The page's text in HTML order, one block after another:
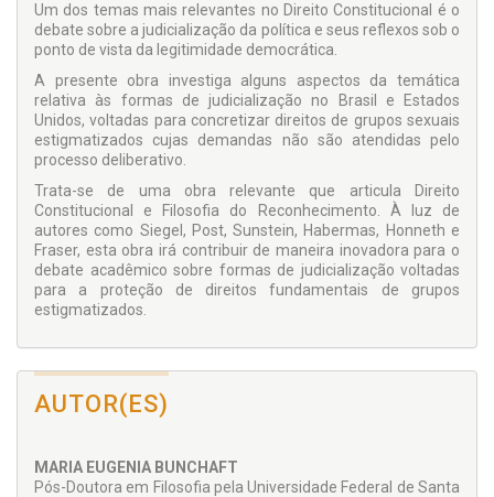
Um dos temas mais relevantes no Direito Constitucional é o
debate sobre a judicialização da política e seus reflexos sob o
ponto de vista da legitimidade democrática.
A presente obra investiga alguns aspectos da temática
relativa às formas de judicialização no Brasil e Estados
Unidos, voltadas para concretizar direitos de grupos sexuais
estigmatizados cujas demandas não são atendidas pelo
processo deliberativo.
Trata-se de uma obra relevante que articula Direito
Constitucional e Filosofia do Reconhecimento. À luz de
autores como Siegel, Post, Sunstein, Habermas, Honneth e
Fraser, esta obra irá contribuir de maneira inovadora para o
debate acadêmico sobre formas de judicialização voltadas
para a proteção de direitos fundamentais de grupos
estigmatizados.
AUTOR(ES)
MARIA EUGENIA BUNCHAFT
Pós-Doutora em Filosofia pela Universidade Federal de Santa